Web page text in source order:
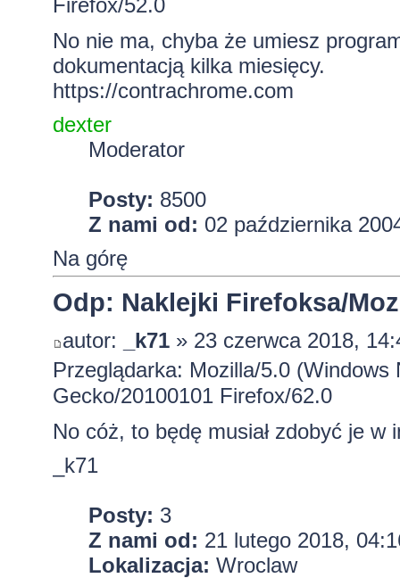
Firefox/52.0
No nie ma, chyba że umiesz
dokumentacją kilka miesięcy.
https://contrachrome.com
dexter
Moderator
Posty: 8500
Z nami od: 02 października
Na górę
Odp: Naklejki Firefoksa/
autor: _k71» 23 czerwca 2018,
Przeglądarka: Mozilla/5.0
Gecko/20100101 Firefox/62.0
No cóż, to będę musiał zdobyć je
_k71
Posty: 3
Z nami od: 21 lutego 2018,
Lokalizacja: Wroclaw